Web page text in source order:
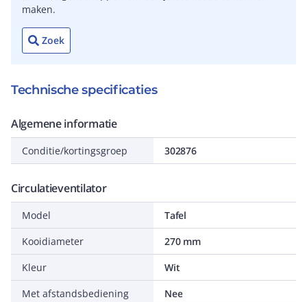
maken.
Zoek
Technische specificaties
Algemene informatie
Conditie/kortingsgroep 302876
Circulatieventilator
Model
Tafel
Kooidiameter
270 mm
Kleur
Wit
Met afstandsbediening
Nee